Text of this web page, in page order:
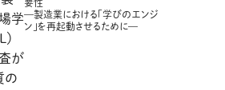
要性
—製造業における「学びのエンジ
ン」を再起動させるために—